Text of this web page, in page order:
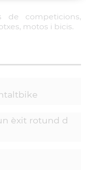
de competicions,
motos i bicis.
èxit rotund d